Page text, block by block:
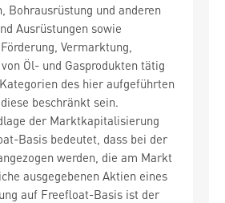
Bohrausrüstung und anderen
Ausrüstungen sowie
Vermarktung,
Öl- und Gasprodukten tätig
des hier aufgeführten
beschränkt sein.
der Marktkapitalisierung
Basis bedeutet, dass bei der
werden, die am Markt
ausgegebenen Aktien eines
auf Freefloat-Basis ist der